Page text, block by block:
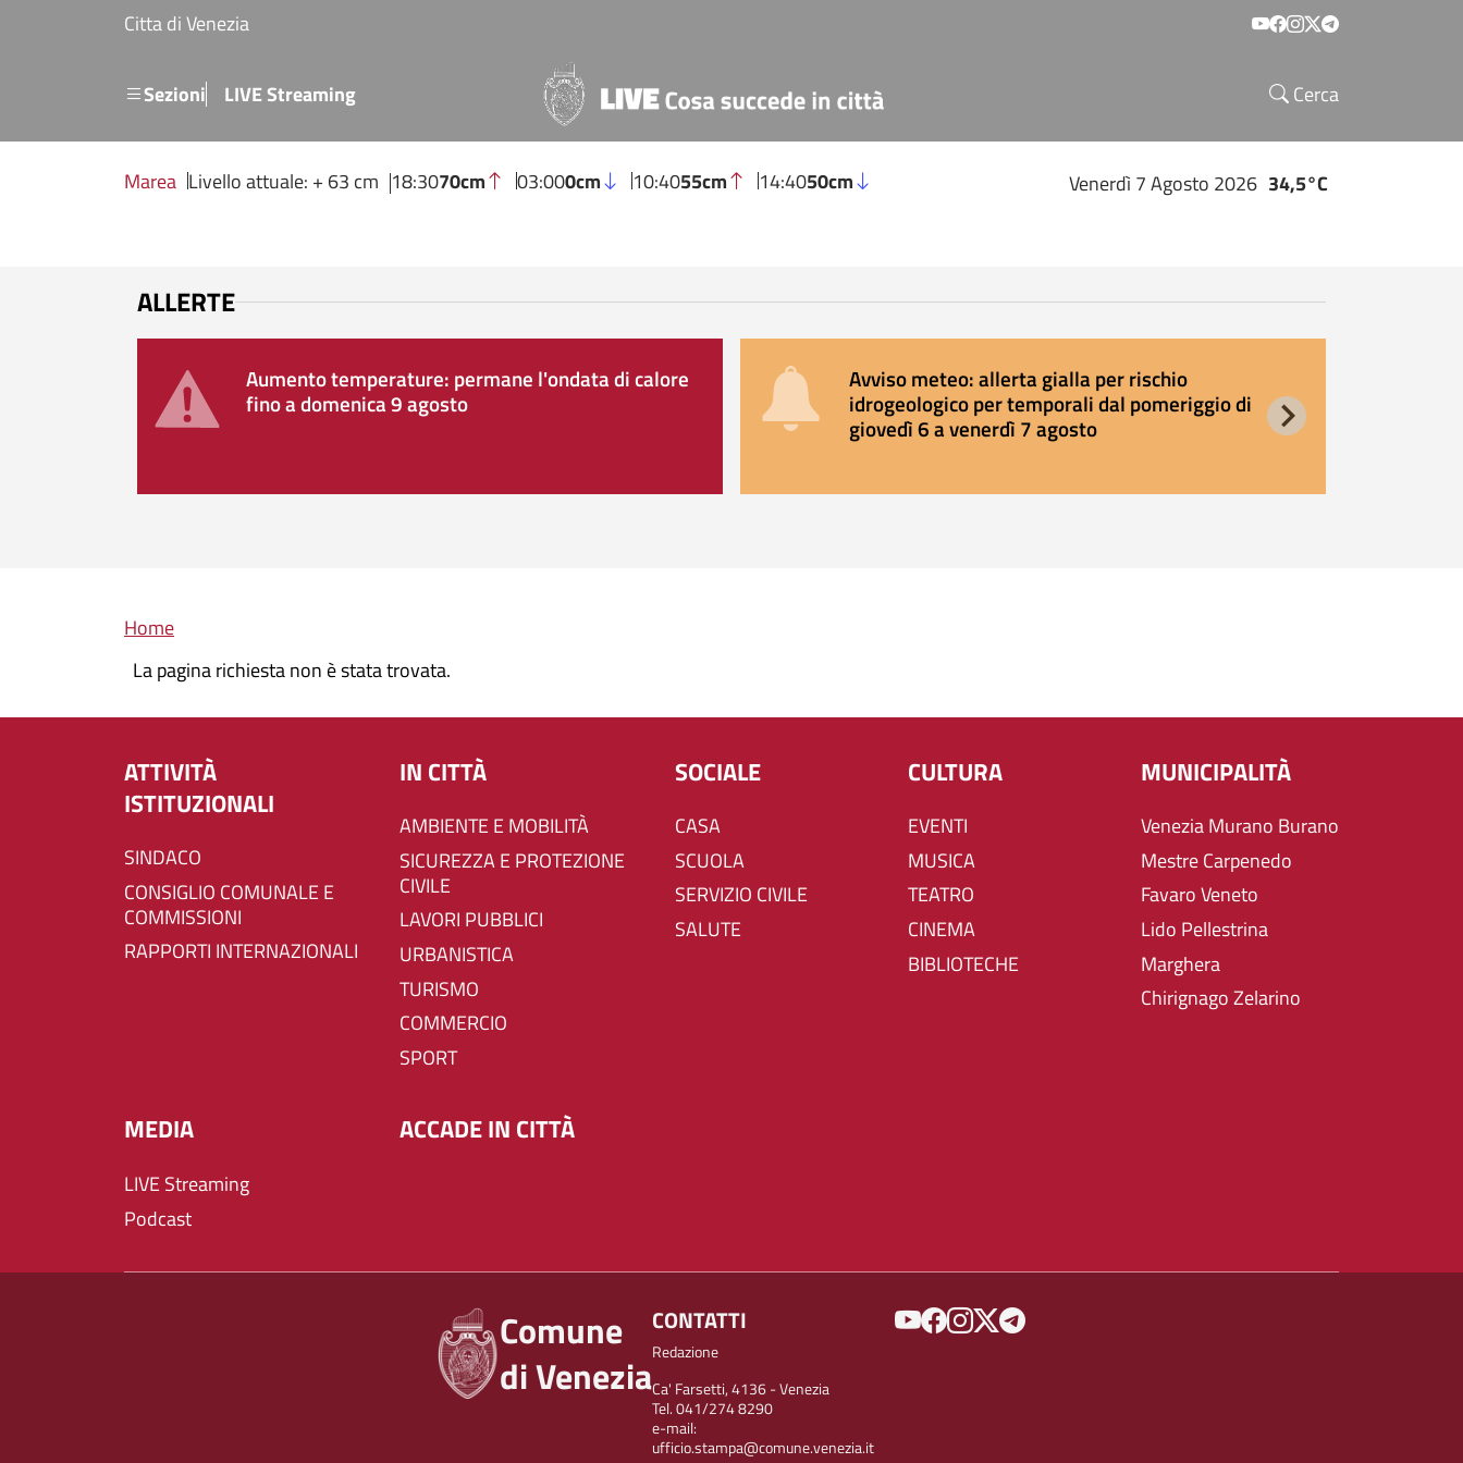
Salta al contenuto principale
Citta di Venezia Social menu
SezioniMenu secondario
LIVE Streaming Cerca
Marea Livello attuale: + 63 cm 18:3070cm 03:000cm 10:4055cm 14:4050cm Venerdì 7 Agosto 2026 34,5°C
ALLERTE
Aumento temperature: permane l'ondata di calore
fino a domenica 9 agosto
Avviso meteo: allerta gialla per rischio
idrogeologico per temporali dal pomeriggio di
giovedì 6 a venerdì 7 agosto
Briciole di pane
Home
La pagina richiesta non è stata trovata.
ATTIVITÀ
ISTITUZIONALI
SINDACO
CONSIGLIO COMUNALE E
COMMISSIONI
RAPPORTI INTERNAZIONALI
IN CITTÀ
AMBIENTE E MOBILITÀ
SICUREZZA E PROTEZIONE
CIVILE
LAVORI PUBBLICI
URBANISTICA
TURISMO
COMMERCIO
SPORT
SOCIALE
CASA
SCUOLA
SERVIZIO CIVILE
SALUTE
CULTURA
EVENTI
MUSICA
TEATRO
CINEMA
BIBLIOTECHE
MUNICIPALITÀ
Venezia Murano Burano
Mestre Carpenedo
Favaro Veneto
Lido Pellestrina
Marghera
Chirignago Zelarino
MEDIA
LIVE Streaming
Podcast
ACCADE IN CITTÀ
Comune
di Venezia
CONTATTI
Redazione
Ca' Farsetti, 4136 - Venezia
Tel. 041/274 8290
e-mail:
ufficio.stampa@comune.venezia.it
SOCIAL MENU